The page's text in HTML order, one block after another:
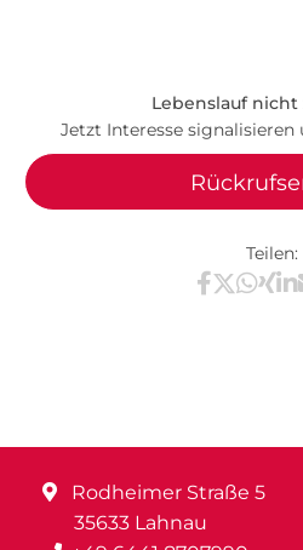
Lebenslauf nicht
Jetzt Interesse signalisieren
Teilen:
Teilen via
Teilen via
Teilen
Rodheimer Straße 5
35633 Lahnau